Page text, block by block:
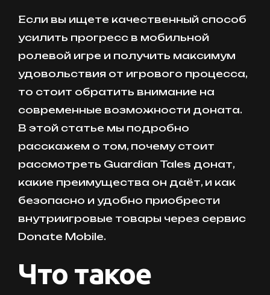
Если вы ищете качественный способ
усилить прогресс в мобильной
ролевой игре и получить максимум
удовольствия от игрового процесса,
то стоит обратить внимание на
современные возможности доната.
В этой статье мы подробно
расскажем о том, почему стоит
рассмотреть Guardian Tales донат,
какие преимущества он даёт, и как
безопасно и удобно приобрести
внутриигровые товары через сервис
Donate Mobile.
Что такое